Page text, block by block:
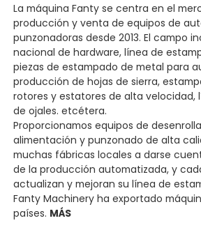
La máquina Fanty se centra en el
producción y venta de equipos de
punzonadoras desde 2013. El campo
nacional de hardware, línea de
piezas de estampado de metal para
producción de hojas de sierra,
rotores y estatores de alta velocidad,
de ojales. etcétera.
Proporcionamos equipos de
alimentación y punzonado de alta
muchas fábricas locales a darse
de la producción automatizada, y
actualizan y mejoran su línea de
Fanty Machinery ha exportado
países. MÁS